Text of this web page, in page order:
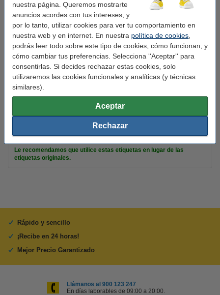
nuestra página. Queremos mostrarte
anuncios acordes con tus intereses, y
por lo tanto, utilizar cookies para ver tu comportamiento en
nuestra web y en internet. En nuestra política de cookies
podrás leer todo sobre este tipo de cookies, cómo funcionan, y
cómo cambiar tus preferencias. Selecciona ''Aceptar'' para
consentirlas. Si decides rechazar estas cookies, solo
utilizaremos las cookies funcionales y analíticas (y técnicas
similares).
Aceptar
Rechazar
Marca: 123tinta
Uso: etiquetas de dirección
Adherencia: Adhesivo
Medidas: 89 x 25 mm (LxAn)
polipropileno (capa superior)
Temp mín: -18 - 50 °C
Cantidad: 500 etiquetas
Le recomendamos que utilice estas etiquetas en lugar de las
etiquetas originales.
Rápido y sencillo
¡Recibe en 24 horas!
Mejor Precio Garantizado
Llámanos al 900 123 247
En días laborables de 09:00 a 20:00.